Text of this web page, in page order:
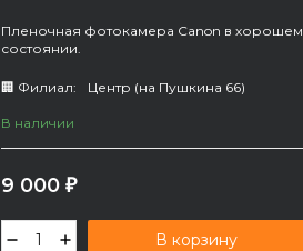
Пленочная фотокамера Canon в хорошем
состоянии.
🏢 Филиал: Центр (на Пушкина 66)
В наличии
9 000 ₽
В корзину